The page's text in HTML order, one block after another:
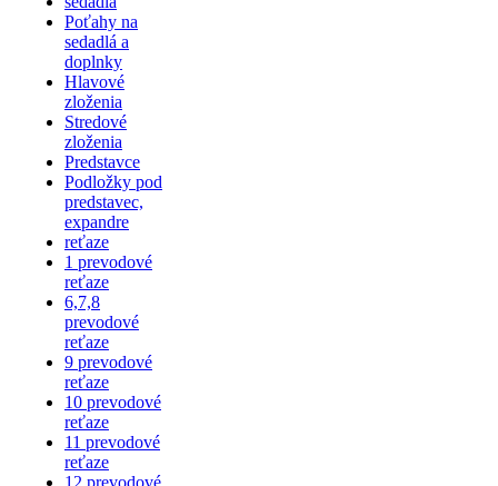
Poťahy na
sedadlá a
doplnky
Hlavové
zloženia
Stredové
zloženia
Predstavce
Podložky pod
predstavec,
expandre
reťaze
1 prevodové
reťaze
6,7,8
prevodové
reťaze
9 prevodové
reťaze
10 prevodové
reťaze
11 prevodové
reťaze